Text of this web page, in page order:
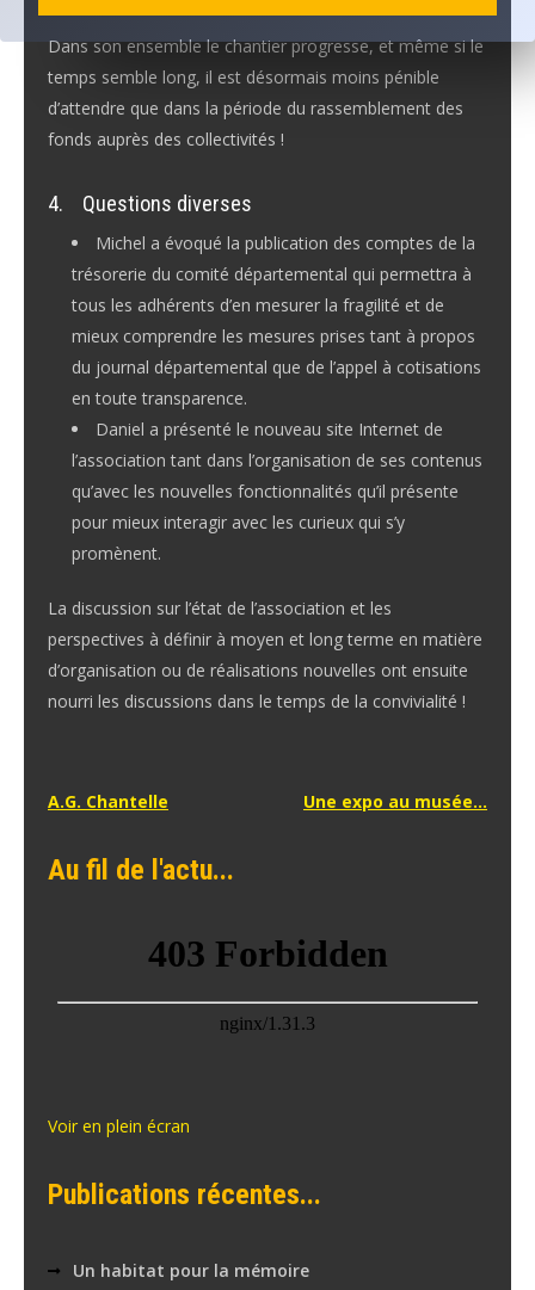
Dans son ensemble le chantier progresse, et même si le
temps semble long, il est désormais moins pénible
d’attendre que dans la période du rassemblement des
fonds auprès des collectivités !
4. Questions diverses
Michel a évoqué la publication des comptes de la
trésorerie du comité départemental qui permettra à
tous les adhérents d’en mesurer la fragilité et de
mieux comprendre les mesures prises tant à propos
du journal départemental que de l’appel à cotisations
en toute transparence.
Daniel a présenté le nouveau site Internet de
l’association tant dans l’organisation de ses contenus
qu’avec les nouvelles fonctionnalités qu’il présente
pour mieux interagir avec les curieux qui s’y
promènent.
La discussion sur l’état de l’association et les
perspectives à définir à moyen et long terme en matière
d’organisation ou de réalisations nouvelles ont ensuite
nourri les discussions dans le temps de la convivialité !
Navigation
l’article
A.G. Chantelle Une expo au musée…
Au fil de l'actu...
Voir en plein écran
Publications récentes...
Un habitat pour la mémoire